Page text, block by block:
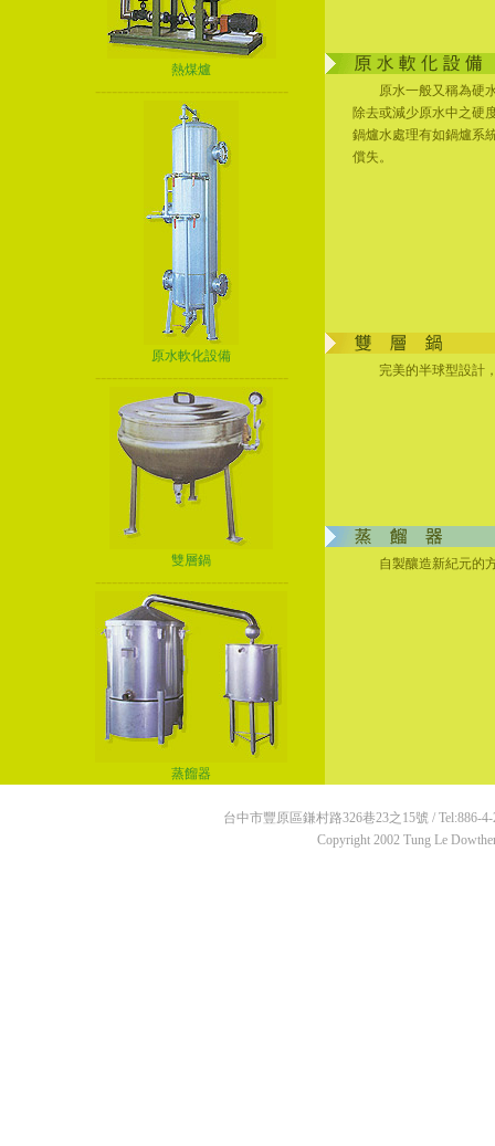
熱煤爐
-----------------------------------
原水軟化設備
-----------------------------------
雙層鍋
-----------------------------------
蒸餾器
原水一般又稱為硬水
除去或減少原水中之硬
鍋爐水處理有如鍋爐系
償失。
完美的半球型設計，
自製釀造新紀元的方
台中市豐原區鎌村路326巷23之15號 / Tel:886-4-
Copyright 2002 Tung Le